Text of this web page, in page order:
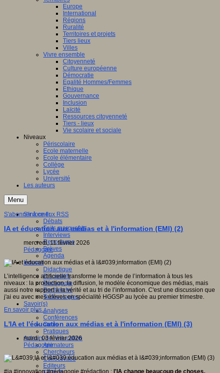
Europe
International
Régions
Ruralité
Territoires et projets
Tiers lieux
Villes
Vivre ensemble
Citoyenneté
Culture européenne
Démocratie
Egalité Hommes/Femmes
Ethique
Gouvernance
Inclusion
Laïcité
Ressources citoyenneté
Tiers - lieux
Vie scolaire et sociale
Niveaux
Périscolaire
Ecole maternelle
Ecole élémentaire
Collège
Lycée
Université
Les auteurs
Menu
S'informer
Débats
Faits marquants
Interviews
Reportages
Brèves
Agenda
Innover
Didactique
Dispositifs
Pédagogie
Recherche
Technologies
Savoir(s)
Analyses
Conférences
Outils
Pratiques
Acteurs de l'éducation
Animateurs
Chercheurs
Collectivités
Editeurs
S'abonner à ce flux RSS
IA et éducation aux médias et à l'information (EMI) (2)
mercredi, 11 février 2026
Pédagogie
L’intelligence artificielle transforme le monde de l’information à tous les
niveaux : la production, la diffusion, le modèle économique des médias, mais
aussi notre rapport à la vérité et au tri de l’information. C'est une discussion que
j'ai eu avec mes élèves en spécialité HGGSP au lycée au premier trimestre.
En savoir plus...
L'IA et l'éducation aux médias et à l'information (EMI) (3)
mardi, 03 février 2026
Pédagogie
#ia #innovation #pédagogie #rédaction : l'IA change beaucoup de choses,